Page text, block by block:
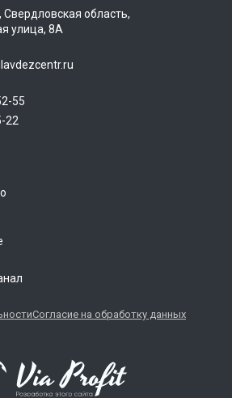
Свердловская область,
улица, 8А
55
22
Согласие на обработку данных